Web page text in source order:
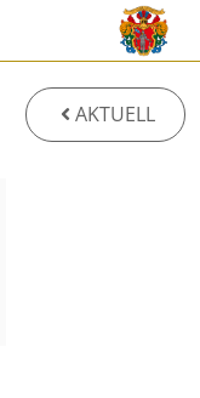
AKTUELL